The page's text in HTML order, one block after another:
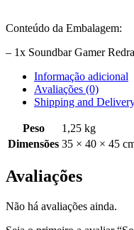
Conteúdo da Embalagem:
– 1x Soundbar Gamer
Informação adicional
Avaliações (0)
Shipping and
Peso
1,25 kg
Dimensões 35 × 40 × 45
Avaliações
Não há avaliações ainda.